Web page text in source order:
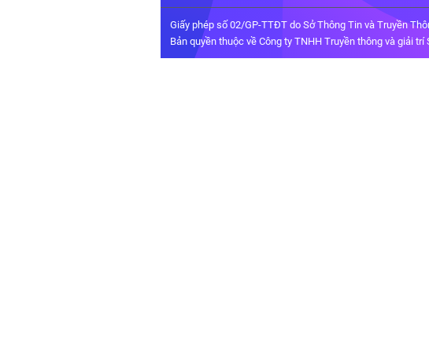
Giấy phép số 02/GP-TTĐT do Sở Thông Tin và Truyền
Bản quyền thuộc về Công ty TNHH Truyền thông và giải